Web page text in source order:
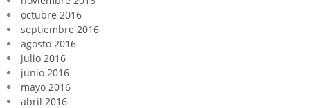
octubre 2016
septiembre 2016
agosto 2016
julio 2016
junio 2016
mayo 2016
abril 2016